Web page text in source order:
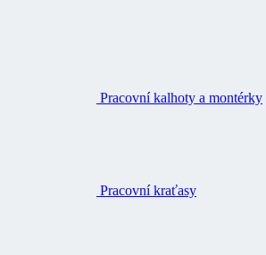
Pracovní kalhoty a montérky
Pracovní kraťasy